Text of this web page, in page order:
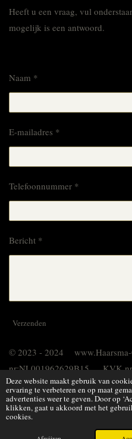
Deze website maakt gebruik van
ervaring te verbeteren en op maat
advertenties weer te geven. Door op
klikken, gaat u akkoord met het
cookies.
Heeft u een vraag, vul
mogelijk is een antwoord.
Naam *
E-mailadres *
Telefoonnummer *
Bericht *
Verzenden
© 2023 - 2024
nr:NL001962629B15 KVK
Powered byJouwWeb